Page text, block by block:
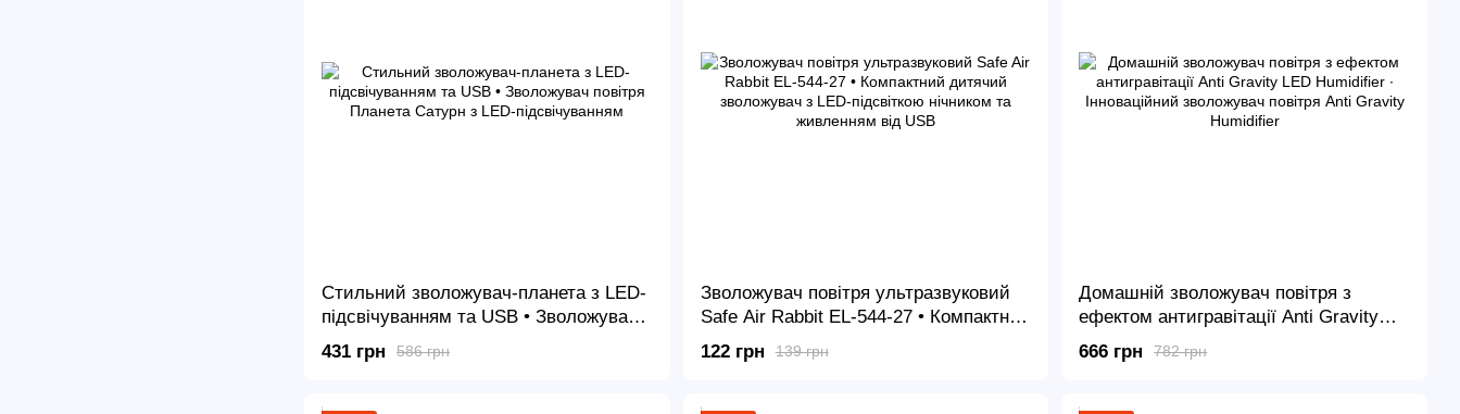
Стильний зволожувач-планета з LED-
підсвічуванням та USB • Зволожувач
повітря Планета Сатурн з LED-
підсвічуванням
586 грн
431 грн
Зволожувач повітря ультразвуковий
Safe Air Rabbit EL-544-27 • Компактний
дитячий зволожувач з LED-підсвіткою
нічником та живленням від USB
139 грн
122 грн
Домашній зволожувач повітря з
ефектом антигравітації Anti Gravity
LED Humidifier ∙ Інноваційний
зволожувач повітря Anti Gravity
782 грн
666 грн